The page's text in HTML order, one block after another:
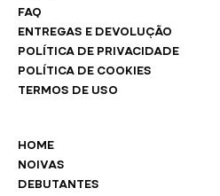
FAQ
ENTREGAS E DEVOLUÇÃO
POLÍTICA DE PRIVACIDADE
POLÍTICA DE COOKIES
TERMOS DE USO
HOME
NOIVAS
DEBUTANTES